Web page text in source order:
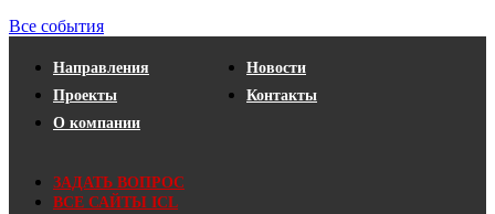
Все события
Направления
Проекты
О компании
Новости
Контакты
ЗАДАТЬ ВОПРОС
ВСЕ САЙТЫ ICL